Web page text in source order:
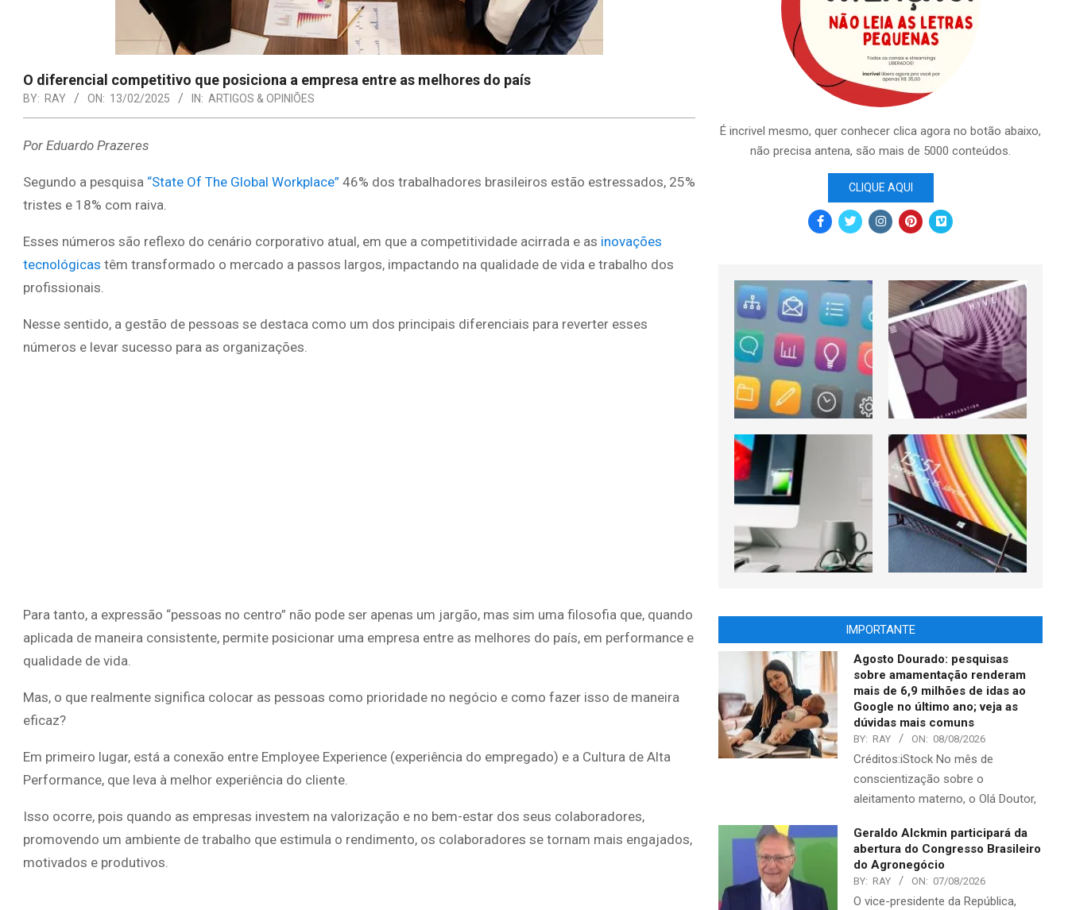
O diferencial competitivo que posiciona a empresa entre as melhores do país
BY: RAY ON: 13/02/2025 IN: ARTIGOS & OPINIÕES
Por Eduardo Prazeres
Segundo a pesquisa “State Of The Global Workplace” 46% dos trabalhadores brasileiros estão estressados, 25%
tristes e 18% com raiva.
Esses números são reflexo do cenário corporativo atual, em que a competitividade acirrada e as inovações
tecnológicas têm transformado o mercado a passos largos, impactando na qualidade de vida e trabalho dos
profissionais.
Nesse sentido, a gestão de pessoas se destaca como um dos principais diferenciais para reverter esses
números e levar sucesso para as organizações.
Para tanto, a expressão “pessoas no centro” não pode ser apenas um jargão, mas sim uma filosofia que, quando
aplicada de maneira consistente, permite posicionar uma empresa entre as melhores do país, em performance e
qualidade de vida.
Mas, o que realmente significa colocar as pessoas como prioridade no negócio e como fazer isso de maneira
eficaz?
Em primeiro lugar, está a conexão entre Employee Experience (experiência do empregado) e a Cultura de Alta
Performance, que leva à melhor experiência do cliente.
Isso ocorre, pois quando as empresas investem na valorização e no bem-estar dos seus colaboradores,
promovendo um ambiente de trabalho que estimula o rendimento, os colaboradores se tornam mais engajados,
motivados e produtivos.
É incrivel mesmo, quer conhecer clica agora no botão abaixo,
não precisa antena, são mais de 5000 conteúdos.
CLIQUE AQUI
IMPORTANTE
Agosto Dourado: pesquisas
sobre amamentação renderam
mais de 6,9 milhões de idas ao
Google no último ano; veja as
dúvidas mais comuns
BY: RAY ON: 08/08/2026
Créditos:iStock No mês de
conscientização sobre o
aleitamento materno, o Olá Doutor,
Geraldo Alckmin participará da
abertura do Congresso Brasileiro
do Agronegócio
BY: RAY ON: 07/08/2026
O vice-presidente da República,